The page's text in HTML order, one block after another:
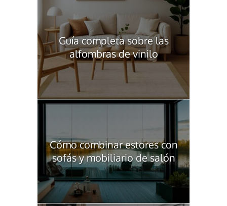
Guía completa sobre las
alfombras de vinilo
Cómo combinar estores con
sofás y mobiliario de salón